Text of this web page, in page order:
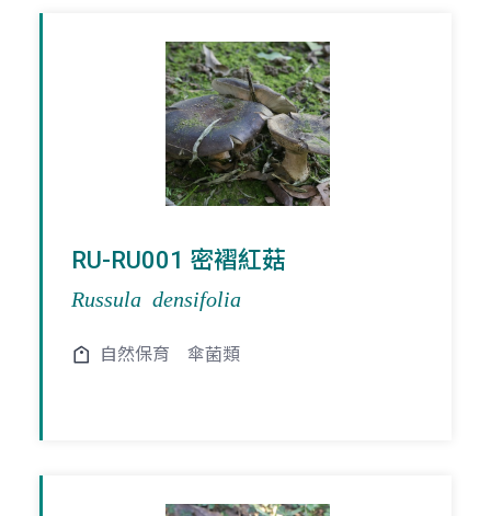
RU-RU001 密褶紅菇
Russula densifolia
自然保育 傘菌類